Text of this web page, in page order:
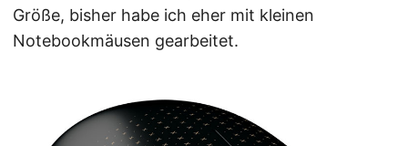
Größe, bisher habe ich eher mit kleinen
Notebookmäusen gearbeitet.